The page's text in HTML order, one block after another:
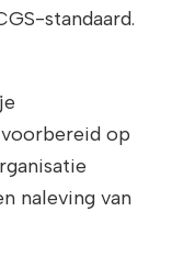
standaard.
op
naleving van